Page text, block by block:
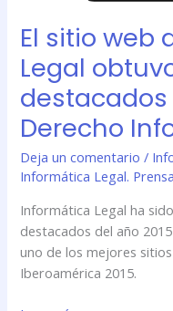
El sitio web
Legal
destacados
Derecho
Deja un comentario /
Informática Legal. Prensa
Informática Legal ha
destacados del año
uno de los mejores
Iberoamérica 2015.
2015
en
Derecho
Informático\»